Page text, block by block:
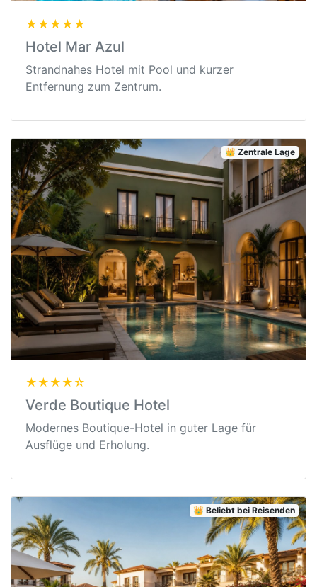
★★★★★
Hotel Mar Azul
Strandnahes Hotel mit Pool und kurzer
Entfernung zum Zentrum.
👑 Zentrale Lage
★★★★☆
Verde Boutique Hotel
Modernes Boutique-Hotel in guter Lage für
Ausflüge und Erholung.
👑 Beliebt bei Reisenden